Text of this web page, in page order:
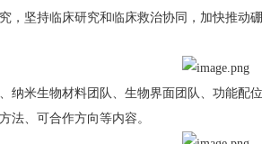
，坚持临床研究和临床救治协同，加快推
米生物材料团队、生物界面团队、功能配
法、可合作方向等内容。